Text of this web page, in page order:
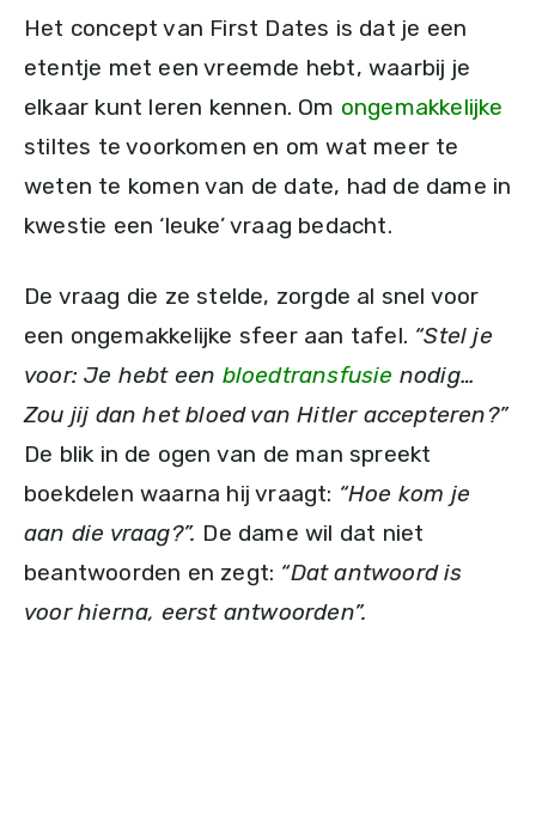
Het concept van First Dates is dat je een
etentje met een vreemde hebt, waarbij je
elkaar kunt leren kennen. Om ongemakkelijke
stiltes te voorkomen en om wat meer te
weten te komen van de date, had de dame in
kwestie een ‘leuke’ vraag bedacht.
De vraag die ze stelde, zorgde al snel voor
een ongemakkelijke sfeer aan tafel. “Stel je
voor: Je hebt een bloedtransfusie nodig…
Zou jij dan het bloed van Hitler accepteren?”
De blik in de ogen van de man spreekt
boekdelen waarna hij vraagt: “Hoe kom je
aan die vraag?”. De dame wil dat niet
beantwoorden en zegt: “Dat antwoord is
voor hierna, eerst antwoorden”.